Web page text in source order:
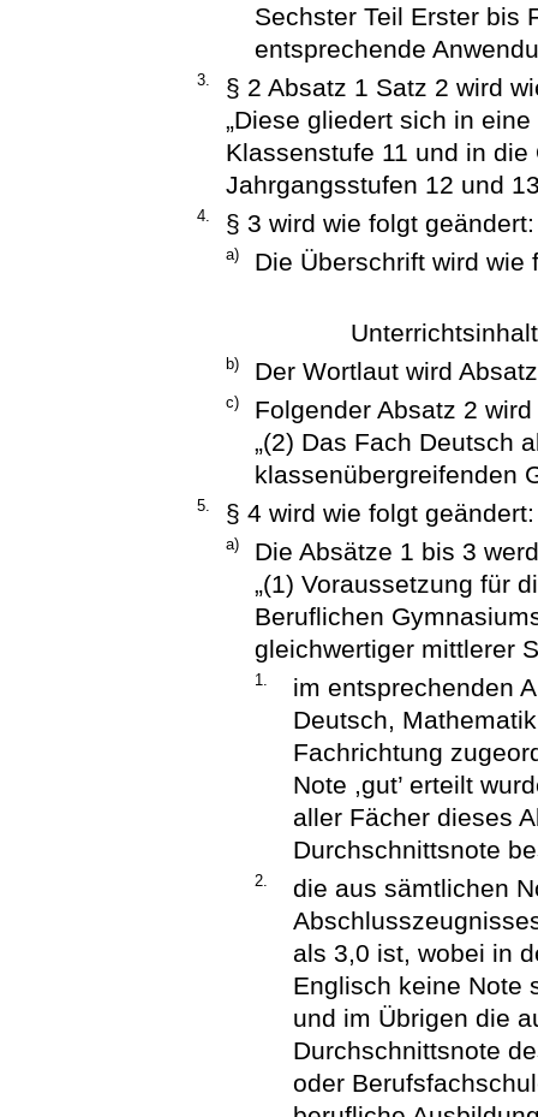
Sechster Teil Erster bis
entsprechende
3.
§ 2 Absatz 1 Satz 2 wird
„Diese gliedert sich in
Klassenstufe 11 und in
Jahrgangsstufen 12 und
4. § 3 wird wie folgt geändert:
a) Die Überschrift wird wie
b) Der Wortlaut wird
c)
Folgender Absatz 2
„(2) Das Fach Deutsch
klassenübergreifenden
5. § 4 wird wie folgt geändert:
a)
Die Absätze 1 bis 3
„(1) Voraussetzung für
Beruflichen
gleichwertiger mittlerer
1.
im entsprechenden
Deutsch,
Fachrichtung
Note ,gut’ erteilt
aller Fächer dieses
Durchschnittsnote
2.
die aus sämtlichen
als 3,0 ist, wobei in
Englisch keine Note
und im Übrigen die
Durchschnittsnote
oder